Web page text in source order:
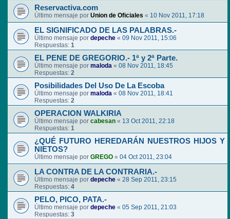
Reservactiva.com
Último mensaje por Union de Oficiales « 10 Nov 2011, 17:18
EL SIGNIFICADO DE LAS PALABRAS.-
Último mensaje por depeche « 09 Nov 2011, 15:06
Respuestas: 1
EL PENE DE GREGORIO.- 1ª y 2ª Parte.
Último mensaje por maloda « 08 Nov 2011, 18:45
Respuestas: 2
Posibilidades Del Uso De La Escoba
Último mensaje por maloda « 08 Nov 2011, 18:41
Respuestas: 2
OPERACION WALKIRIA
Último mensaje por cabesan « 13 Oct 2011, 22:18
Respuestas: 1
¿QUÉ FUTURO HEREDARÁN NUESTROS HIJOS Y
NIETOS?
Último mensaje por GREGO « 04 Oct 2011, 23:04
LA CONTRA DE LA CONTRARIA.-
Último mensaje por depeche « 28 Sep 2011, 23:15
Respuestas: 4
PELO, PICO, PATA.-
Último mensaje por depeche « 05 Sep 2011, 21:03
Respuestas: 3